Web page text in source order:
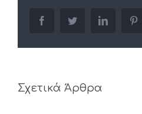
facebooktwitter linkedin
Σχετικά Άρθρα